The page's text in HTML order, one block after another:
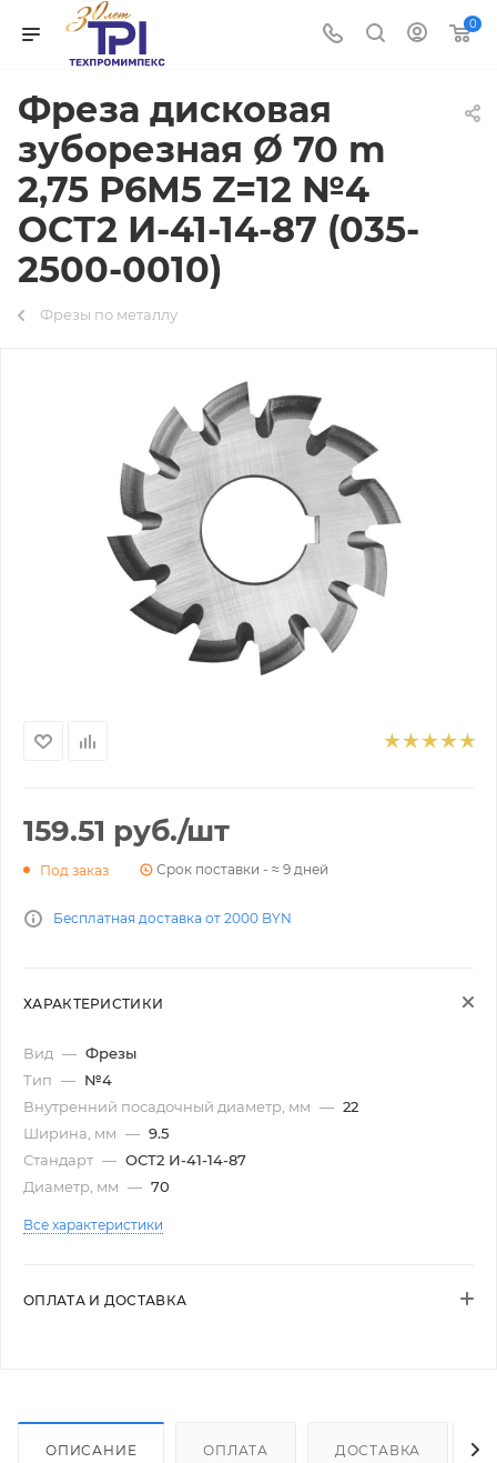
0
Фреза дисковая
зуборезная Ø 70 m
2,75 Р6М5 Z=12 №4
ОСТ2 И-41-14-87 (035-
2500-0010)
Фрезы по металлу
159.51 руб./шт
Под заказ Срок поставки - ≈ 9 дней
Бесплатная доставка от 2000 BYN
ХАРАКТЕРИСТИКИ
Вид — Фрезы
Тип — №4
Внутренний посадочный диаметр, мм — 22
Ширина, мм — 9.5
Стандарт — ОСТ2 И-41-14-87
Диаметр, мм — 70
Все характеристики
ОПЛАТА И ДОСТАВКА
ОПИСАНИЕ ОПЛАТА ДОСТАВКА